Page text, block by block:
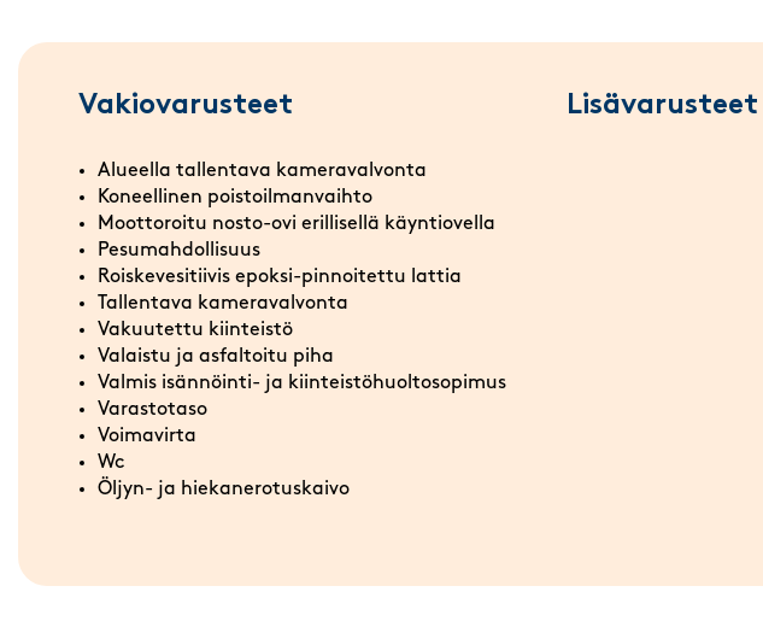
Vakiovarusteet
Alueella tallentava kameravalvonta
Koneellinen poistoilmanvaihto
Moottoroitu nosto-ovi erillisellä käyntiovella
Pesumahdollisuus
Roiskevesitiivis epoksi-pinnoitettu lattia
Tallentava kameravalvonta
Vakuutettu kiinteistö
Valaistu ja asfaltoitu piha
Valmis isännöinti- ja kiinteistöhuoltosopimus
Varastotaso
Voimavirta
Wc
Öljyn- ja hiekanerotuskaivo
Lisävarusteet